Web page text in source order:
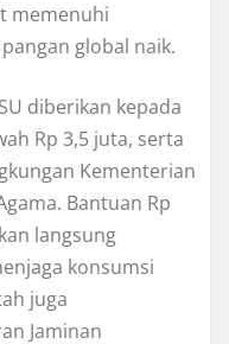
memenuhi
global naik.
diberikan kepada
Rp 3,5 juta, serta
Kementerian
Bantuan Rp
langsung
konsumsi
juga
Jaminan